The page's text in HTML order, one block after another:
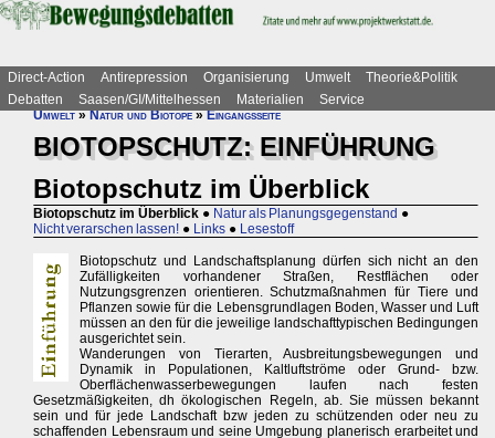
Direct-Action Antirepression Organisierung Umwelt
Theorie&Politik
Debatten
Saasen/GI/Mittelhessen Materialien
Service
Umwelt»Natur und Biotope»Eingangsseite
BIOTOPSCHUTZ: EINFÜHRUNG
Biotopschutz im Überblick
Biotopschutz im Überblick ● Natur als Planungsgegenstand ●
Nicht verarschen lassen! ● Links ● Lesestoff
Biotopschutz und Landschaftsplanung dürfen sich nicht an den
Zufälligkeiten vorhandener Straßen, Restflächen oder
Nutzungsgrenzen orientieren. Schutzmaßnahmen für Tiere und
Pflanzen sowie für die Lebensgrundlagen Boden, Wasser und Luft
müssen an den für die jeweilige landschafttypischen Bedingungen
ausgerichtet sein.
Wanderungen von Tierarten, Ausbreitungsbewegungen und
Dynamik in Populationen, Kaltluftströme oder Grund- bzw.
Oberflächenwasserbewegungen laufen nach festen
Gesetzmäßigkeiten, dh ökologischen Regeln, ab. Sie müssen bekannt
sein und für jede Landschaft bzw jeden zu schützenden oder neu zu
schaffenden Lebensraum und seine Umgebung planerisch erarbeitet und